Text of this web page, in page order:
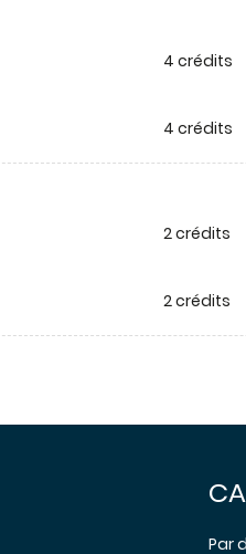
4 crédits
4 crédits
2 crédits
2 crédits
Par